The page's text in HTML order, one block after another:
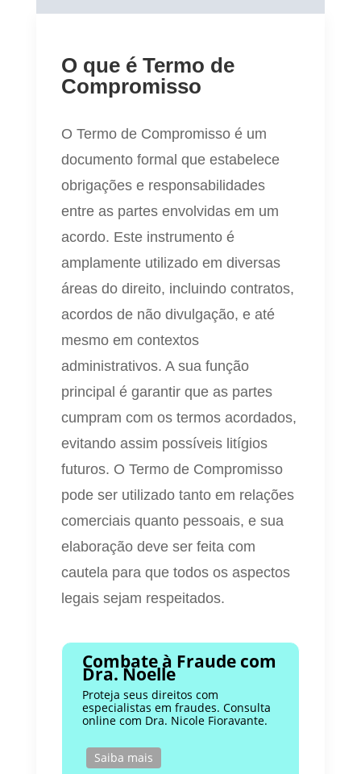
O que é Termo de
Compromisso
O Termo de Compromisso é um
documento formal que estabelece
obrigações e responsabilidades
entre as partes envolvidas em um
acordo. Este instrumento é
amplamente utilizado em diversas
áreas do direito, incluindo contratos,
acordos de não divulgação, e até
mesmo em contextos
administrativos. A sua função
principal é garantir que as partes
cumpram com os termos acordados,
evitando assim possíveis litígios
futuros. O Termo de Compromisso
pode ser utilizado tanto em relações
comerciais quanto pessoais, e sua
elaboração deve ser feita com
cautela para que todos os aspectos
legais sejam respeitados.
Combate à Fraude com
Dra. Noelle
Proteja seus direitos com
especialistas em fraudes. Consulta
online com Dra. Nicole Fioravante.
Saiba mais